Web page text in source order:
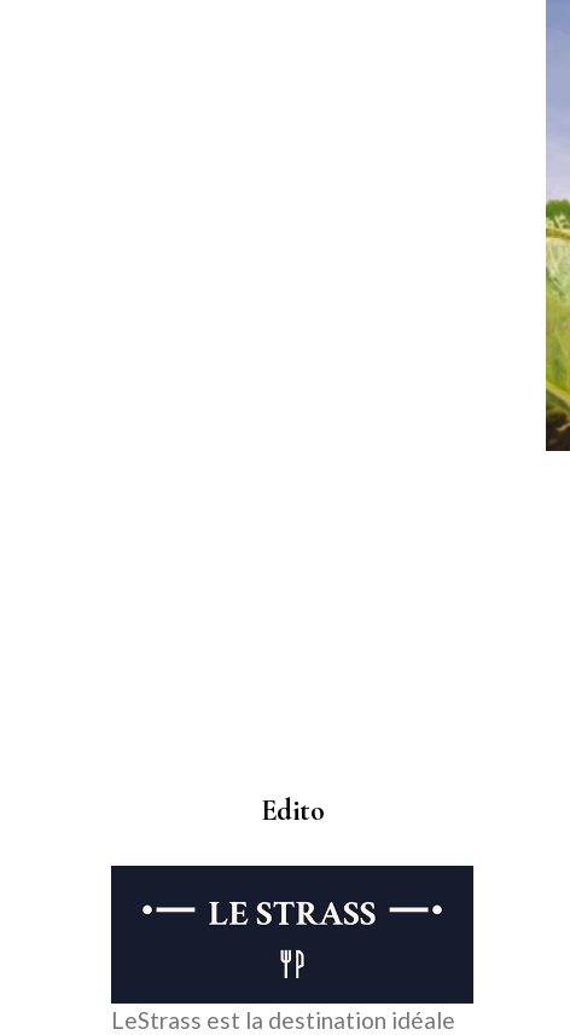
Edito
LeStrass est la destination idéale